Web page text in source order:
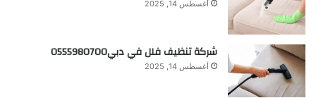
أغسطس 14, 2025
شركة تنظيف فلل في دبي0555980700
أغسطس 14, 2025